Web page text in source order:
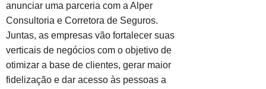
anunciar uma parceria com a Alper
Consultoria e Corretora de Seguros.
Juntas, as empresas vão fortalecer suas
verticais de negócios com o objetivo de
otimizar a base de clientes, gerar maior
fidelização e dar acesso às pessoas a